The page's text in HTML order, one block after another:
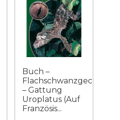
Buch –
Flachschwanzgeckos
– Gattung
Uroplatus (Auf
Französis...